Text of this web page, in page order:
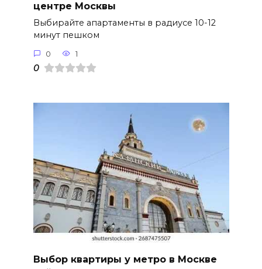
центре Москвы
Выбирайте апартаменты в радиусе 10-12
минут пешком
0 1
0
Выбор квартиры у метро в Москве